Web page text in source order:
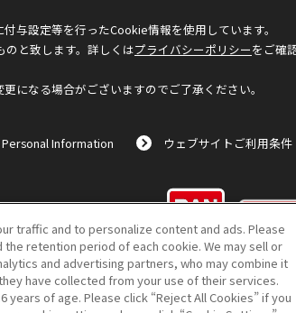
与設定等を行ったCookie情報を使用しています。
と致します。詳しくはプライバシーポリシーをご確
になる場合がございますのでご了承ください。
Information ウェブサイトご利用条件
コピーライト一覧を
traffic and to personalize content and ads. Please
retention period of each cookie. We may sell or
and advertising partners, who may combine it
have collected from your use of their services.
of age. Please click “Reject All Cookies” if you